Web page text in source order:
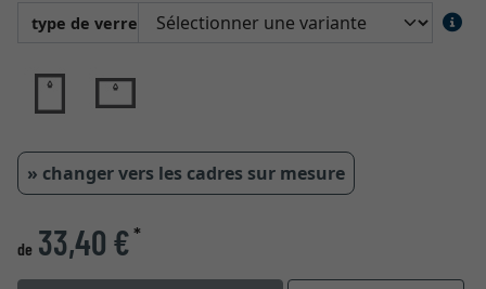
type de verre
» changer vers les cadres sur mesure
de 33,40 €*